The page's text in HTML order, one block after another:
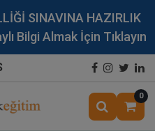
SINAVINA HAZIRLIK
Bilgi Almak İçin Tıklayın
0